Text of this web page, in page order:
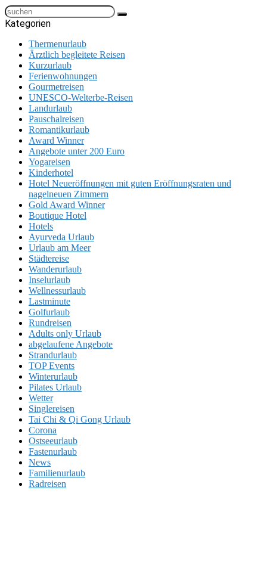
Kategorien
Thermenurlaub
Ärztlich begleitete Reisen
Kurzurlaub
Ferienwohnungen
Gourmetreisen
UNESCO-Welterbe-Reisen
Landurlaub
Pauschalreisen
Romantikurlaub
Award Winner
Angebote unter 200 Euro
Yogareisen
Kinderhotel
Hotel Neueröffnungen mit guten Eröffnungsraten und
nagelneuen Zimmern
Gold Award Winner
Boutique Hotel
Hotels
Ayurveda Urlaub
Urlaub am Meer
Städtereise
Wanderurlaub
Inselurlaub
Wellnessurlaub
Lastminute
Golfurlaub
Rundreisen
Adults only Urlaub
abgelaufene Angebote
Strandurlaub
TOP Events
Winterurlaub
Pilates Urlaub
Wetter
Singlereisen
Tai Chi & Qi Gong Urlaub
Corona
Ostseeurlaub
Fastenurlaub
News
Familienurlaub
Radreisen